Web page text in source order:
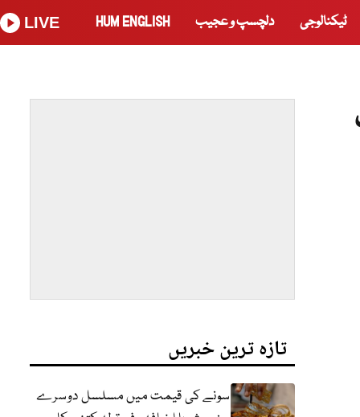
ٹیکنالوجی دلچسپ و عجیب HUM ENGLISH
LIVE
تازہ ترین خبریں
سونے کی قیمت میں مسلسل دوسرے